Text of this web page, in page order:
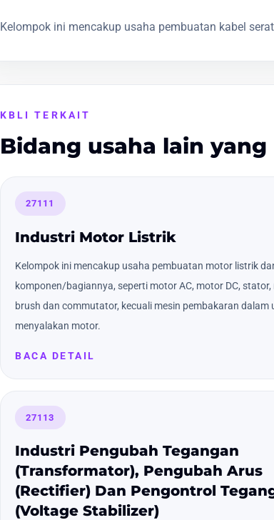
Kelompok ini mencakup usaha pembuatan kabel
KBLI TERKAIT
Bidang usaha lain
27111
Industri Motor Listrik
Kelompok ini mencakup usaha pembuatan motor listrik
komponen/bagiannya, seperti motor AC, motor DC, stator,
brush dan commutator, kecuali mesin pembakaran dalam
menyalakan motor.
BACA DETAIL
27113
Industri Pengubah Tegangan
(Transformator), Pengubah Arus
(Rectifier) Dan Pengontrol
(Voltage Stabilizer)